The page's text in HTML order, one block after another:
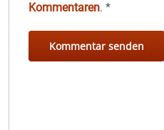
Kommentaren.*